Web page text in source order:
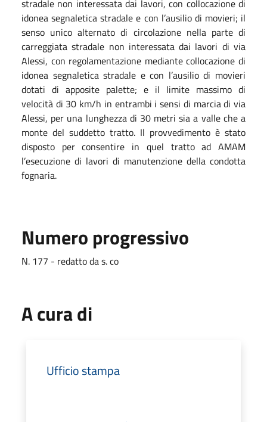
stradale non interessata dai lavori, con collocazione di
idonea segnaletica stradale e con l’ausilio di movieri; il
senso unico alternato di circolazione nella parte di
carreggiata stradale non interessata dai lavori di via
Alessi, con regolamentazione mediante collocazione di
idonea segnaletica stradale e con l’ausilio di movieri
dotati di apposite palette; e il limite massimo di
velocità di 30 km/h in entrambi i sensi di marcia di via
Alessi, per una lunghezza di 30 metri sia a valle che a
monte del suddetto tratto. Il provvedimento è stato
disposto per consentire in quel tratto ad AMAM
l’esecuzione di lavori di manutenzione della condotta
fognaria.
Numero progressivo
N. 177 - redatto da s. co
A cura di
Ufficio stampa